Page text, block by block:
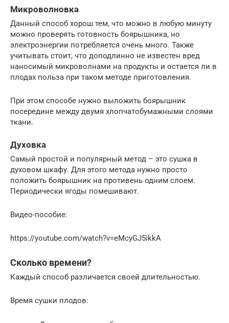
Микроволновка
Данный способ хорош тем, что можно в любую минуту
можно проверять готовность боярышника, но
электроэнергии потребляется очень много. Также
учитывать стоит, что доподлинно не известен вред
наносимый микроволнами на продукты и остается ли в
плодах польза при таком методе приготовления.
При этом способе нужно выложить боярышник
посередине между двумя хлопчатобумажными слоями
ткани.
Духовка
Самый простой и популярный метод – это сушка в
духовом шкафу. Для этого метода нужно просто
положить боярышник на противень одним слоем.
Периодически ягоды помешивают.
Видео-пособие:
https://youtube.com/watch?v=eMcyGJ5ikkA
Сколько времени?
Каждый способ различается своей длительностью.
Время сушки плодов: